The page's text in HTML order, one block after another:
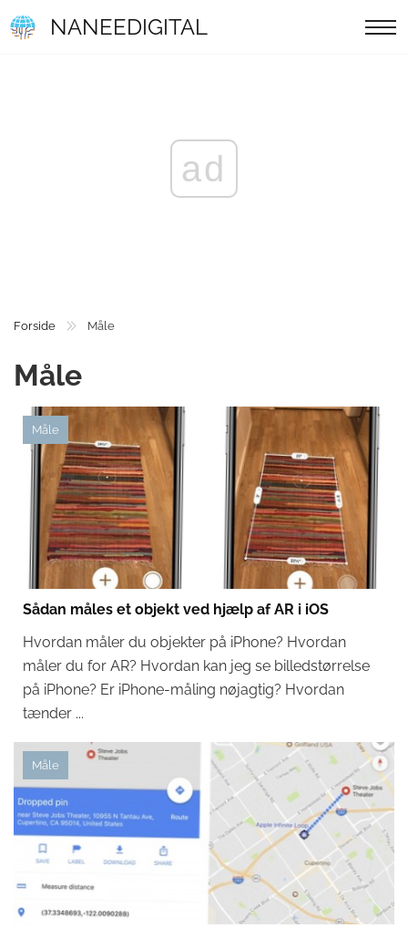
NANEEDIGITAL
ad
Forside Måle
Måle
Måle
Sådan måles et objekt ved hjælp af AR i iOS
Hvordan måler du objekter på iPhone? Hvordan
måler du for AR? Hvordan kan jeg se billedstørrelse
på iPhone? Er iPhone-måling nøjagtig? Hvordan
tænder ...
Måle